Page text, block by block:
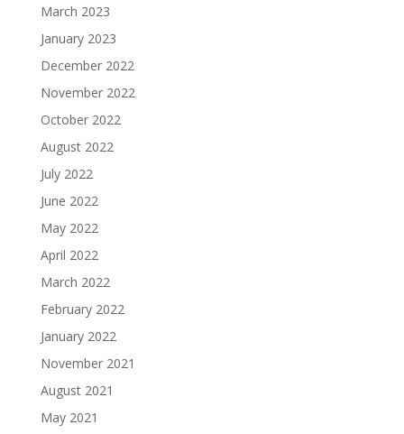
March 2023
January 2023
December 2022
November 2022
October 2022
August 2022
July 2022
June 2022
May 2022
April 2022
March 2022
February 2022
January 2022
November 2021
August 2021
May 2021